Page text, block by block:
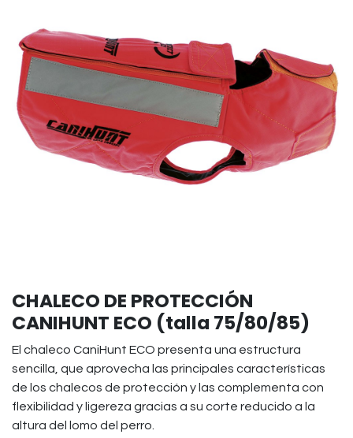
CHALECO DE PROTECCIÓN
CANIHUNT ECO (talla 75/80/85)
El chaleco CaniHunt ECO presenta una estructura
sencilla, que aprovecha las principales características
de los chalecos de protección y las complementa con
flexibilidad y ligereza gracias a su corte reducido a la
altura del lomo del perro.